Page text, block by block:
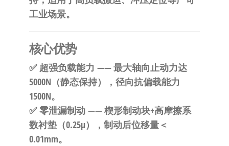
工业场景。
核心优势
✅ 超强负载能力 —— 最大轴向止动力达
5000N（静态保持），径向抗偏载能力
1500N。
✅零泄漏制动—— 楔形制动块+高摩擦系
数衬垫（0.25μ），制动后位移量＜
0.01mm。